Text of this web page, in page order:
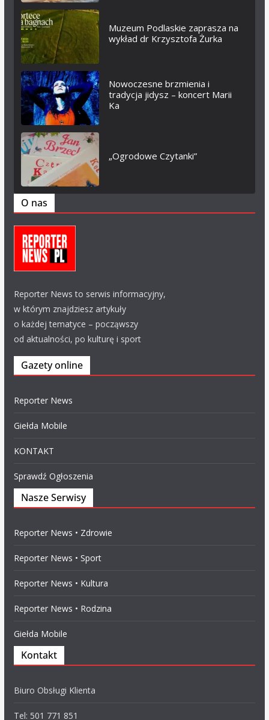
Muzeum Podlaskie zaprasza na
wykład dr Krzysztofa Żurka
Nowoczesne brzmienia i
tradycja jidysz – koncert Marii
Ka
„Ogrodowe Czytanki”
O nas
Reporter News to serwis informacyjny,
w którym znajdziesz artykuły
o każdej tematyce – począwszy
od aktualności, po kulturę i sport
Gazety online
Reporter News
Giełda Mobile
KONTAKT
Sprawdź Ogłoszenia
Nasze Serwisy
Reporter News • Zdrowie
Reporter News • Sport
Reporter News • Kultura
Reporter News • Rodzina
Giełda Mobile
Kontakt
Biuro Obsługi Klienta
Tel: 501 771 851